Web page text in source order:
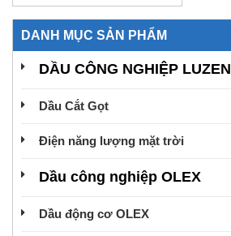
DANH MỤC SẢN PHẨM
DẦU CÔNG NGHIỆP LUZEN
Dầu Cắt Gọt
Điện năng lượng mặt trời
Dầu công nghiệp OLEX
Dầu động cơ OLEX